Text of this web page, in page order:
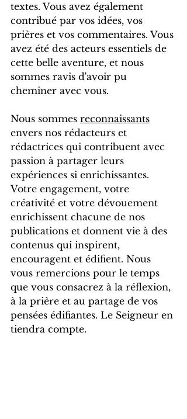
textes. Vous avez également
contribué par vos idées, vos
prières et vos commentaires. Vous
avez été des acteurs essentiels de
cette belle aventure, et nous
sommes ravis d'avoir pu
cheminer avec vous.
Nous sommes reconnaissants
envers nos rédacteurs et
rédactrices qui contribuent avec
passion à partager leurs
expériences si enrichissantes.
Votre engagement, votre
créativité et votre dévouement
enrichissent chacune de nos
publications et donnent vie à des
contenus qui inspirent,
encouragent et édifient. Nous
vous remercions pour le temps
que vous consacrez à la réflexion,
à la prière et au partage de vos
pensées édifiantes. Le Seigneur en
tiendra compte.